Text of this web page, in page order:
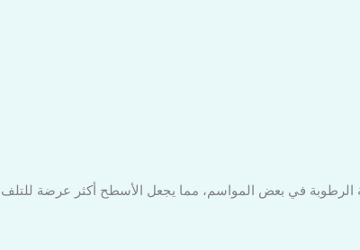
الرطوبة في بعض المواسم، مما يجعل الأسطح أكثر عرضة